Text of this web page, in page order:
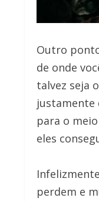
Outro
de onde
talvez seja
justamente
para o
eles
perdem e